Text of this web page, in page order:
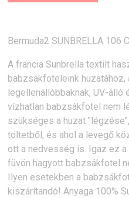
Bermuda2 SUNBRELLA 106
A francia Sunbrella textilt
babzsákfoteleink huzatához,
legellenállóbbaknak, UV-
vízhatlan babzsákfotel nem
szükséges a huzat
töltetből, és ahol a levegő
ott a nedvesség is. Igaz ez a
füvön hagyott babzsákfotel
Ilyen esetekben a
kiszárítandó! Anyaga 100%